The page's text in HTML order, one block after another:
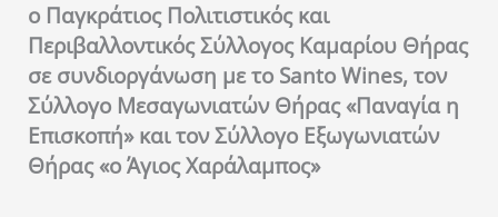
ο Παγκράτιος Πολιτιστικός και
Περιβαλλοντικός Σύλλογος Καμαρίου Θήρας
σε συνδιοργάνωση με το SantoWines, τον
Σύλλογο Μεσαγωνιατών Θήρας «Παναγία η
Επισκοπή» και τον Σύλλογο Εξωγωνιατών
Θήρας «ο Άγιος Χαράλαμπος»